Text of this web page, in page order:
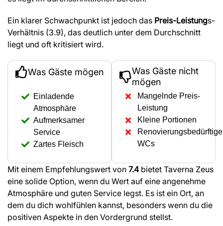
Ein klarer Schwachpunkt ist jedoch das Preis-Leistungs-
Verhältnis (3.9), das deutlich unter dem Durchschnitt
liegt und oft kritisiert wird.
Was Gäste mögen
Einladende
Atmosphäre
Aufmerksamer
Service
Zartes Fleisch
Was Gäste nicht
mögen
Mangelnde Preis-
Leistung
Kleine Portionen
Renovierungsbedürftige
WCs
Mit einem Empfehlungswert von 7.4 bietet Taverna Zeus
eine solide Option, wenn du Wert auf eine angenehme
Atmosphäre und guten Service legst. Es ist ein Ort, an
dem du dich wohlfühlen kannst, besonders wenn du die
positiven Aspekte in den Vordergrund stellst.